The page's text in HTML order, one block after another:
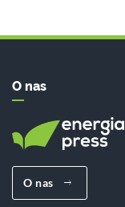
O nas
O nas